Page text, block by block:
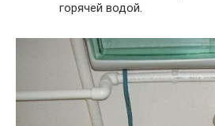
горячей водой.